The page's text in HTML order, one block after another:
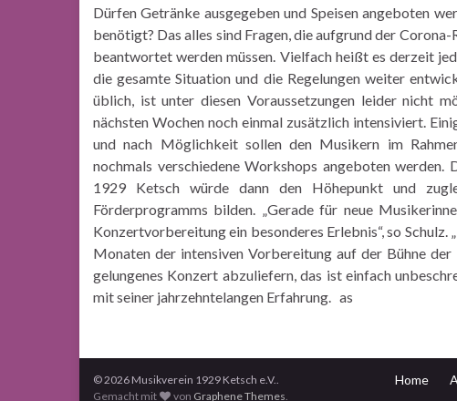
Dürfen Getränke ausgegeben und Speisen angeboten
benötigt? Das alles sind Fragen, die aufgrund der Corona-
beantwortet werden müssen. Vielfach heißt es derzeit
die gesamte Situation und die Regelungen weiter
üblich, ist unter diesen Voraussetzungen leider nicht
nächsten Wochen noch einmal zusätzlich intensiviert.
und nach Möglichkeit sollen den Musikern im
nochmals verschiedene Workshops angeboten werden.
1929 Ketsch würde dann den Höhepunkt und
Förderprogramms bilden. „Gerade für neue
Konzertvorbereitung ein besonderes Erlebnis“, so Schulz.
Monaten der intensiven Vorbereitung auf der Bühne der
gelungenes Konzert abzuliefern, das ist einfach
mit seiner jahrzehntelangen Erfahrung. as
Home
© 2026 Musikverein 1929 Ketsch e.V..
Gemacht mit
von Graphene Themes